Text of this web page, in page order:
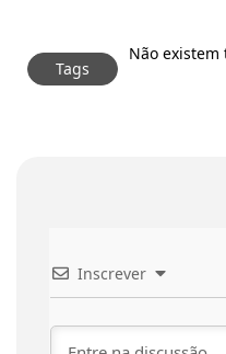
Tags
Não existem
Inscrever